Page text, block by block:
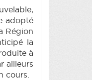
adopté
Région
la
à
ailleurs
cours.